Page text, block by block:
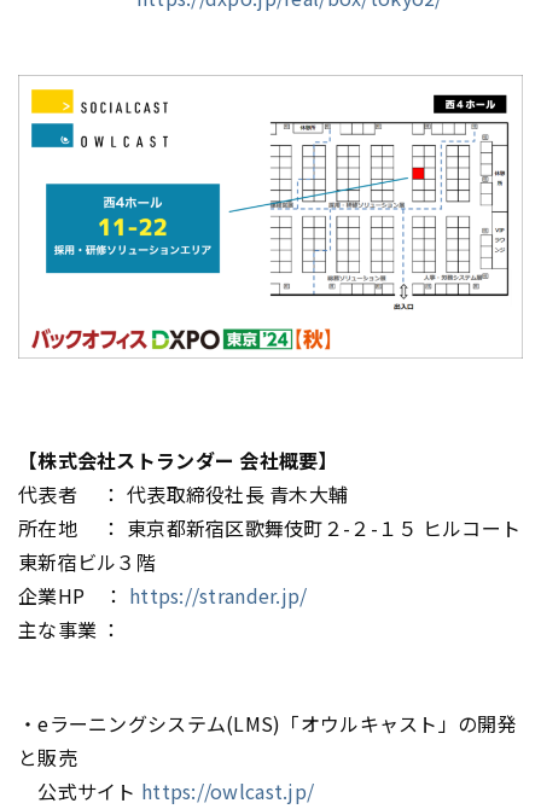
【株式会社ストランダー 会社概要】
代表者 ： 代表取締役社長 青木大輔
所在地 ： 東京都新宿区歌舞伎町２-２-１５ ヒルコート
東新宿ビル３階
企業HP ： https://strander.jp/
主な事業 ：
・eラーニングシステム(LMS)「オウルキャスト」の開発
と販売
公式サイト https://owlcast.jp/